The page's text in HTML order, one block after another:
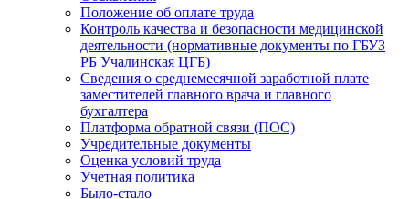
Положение об оплате труда
Контроль качества и безопасности медицинской
деятельности (нормативные документы по ГБУЗ
РБ Учалинская ЦГБ)
Сведения о среднемесячной заработной плате
заместителей главного врача и главного
бухгалтера
Платформа обратной связи (ПОС)
Учредительные документы
Оценка условий труда
Учетная политика
Было-стало